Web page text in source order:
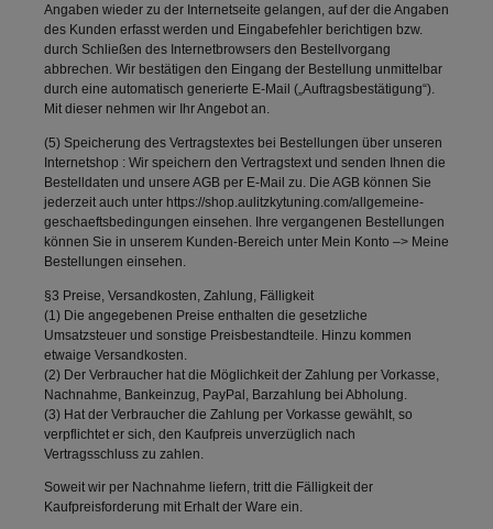
Angaben wieder zu der Internetseite gelangen, auf der die Angaben
des Kunden erfasst werden und Eingabefehler berichtigen bzw.
durch Schließen des Internetbrowsers den Bestellvorgang
abbrechen. Wir bestätigen den Eingang der Bestellung unmittelbar
durch eine automatisch generierte E-Mail („Auftragsbestätigung“).
Mit dieser nehmen wir Ihr Angebot an.
(5) Speicherung des Vertragstextes bei Bestellungen über unseren
Internetshop : Wir speichern den Vertragstext und senden Ihnen die
Bestelldaten und unsere AGB per E-Mail zu. Die AGB können Sie
jederzeit auch unter https://shop.aulitzkytuning.com/allgemeine-
geschaeftsbedingungen einsehen. Ihre vergangenen Bestellungen
können Sie in unserem Kunden-Bereich unter Mein Konto –> Meine
Bestellungen einsehen.
§3 Preise, Versandkosten, Zahlung, Fälligkeit
(1) Die angegebenen Preise enthalten die gesetzliche
Umsatzsteuer und sonstige Preisbestandteile. Hinzu kommen
etwaige Versandkosten.
(2) Der Verbraucher hat die Möglichkeit der Zahlung per Vorkasse,
Nachnahme, Bankeinzug, PayPal, Barzahlung bei Abholung.
(3) Hat der Verbraucher die Zahlung per Vorkasse gewählt, so
verpflichtet er sich, den Kaufpreis unverzüglich nach
Vertragsschluss zu zahlen.
Soweit wir per Nachnahme liefern, tritt die Fälligkeit der
Kaufpreisforderung mit Erhalt der Ware ein.